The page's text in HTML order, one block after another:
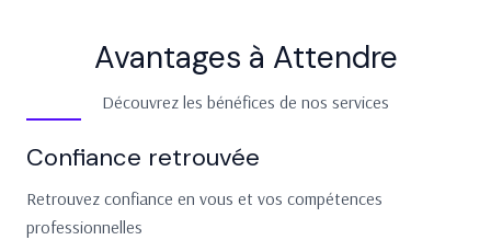
Avantages à Attendre
Découvrez les bénéfices de nos services
Confiance retrouvée
Retrouvez confiance en vous et vos compétences
professionnelles